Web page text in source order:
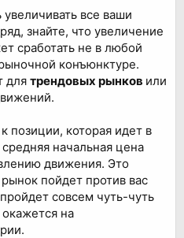
все ваши
знайте, что увеличение
сработать не в любой
конъюнктуре.
для трендовых рынков или
позиции, которая идет в
начальная цена
движения. Это
пойдет против вас
совсем чуть-чуть
на